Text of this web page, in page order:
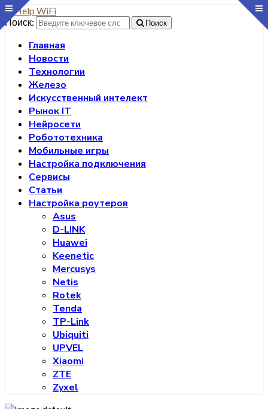
Поиск: Поиск
Главная
Новости
Технологии
Железо
Искусственный интелект
Рынок IT
Нейросети
Робототехника
Мобильные игры
Настройка подключения
Сервисы
Статьи
Настройка роутеров
Asus
D-LINK
Huawei
Keenetic
Mercusys
Netis
Rotek
Tenda
TP-Link
Ubiquiti
UPVEL
Xiaomi
ZTE
Zyxel